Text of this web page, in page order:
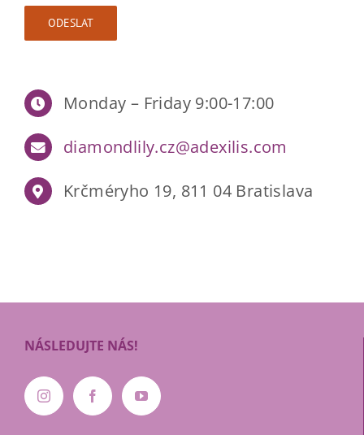
Monday – Friday 9:00-17:00
diamondlily.cz@adexilis.com
Krčméryho 19, 811 04 Bratislava
NÁSLEDUJTE NÁS!